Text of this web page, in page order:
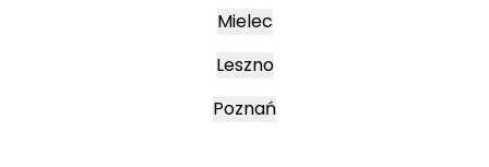
Mielec
Leszno
Poznań